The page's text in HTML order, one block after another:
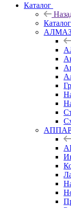
Каталог
Каталог